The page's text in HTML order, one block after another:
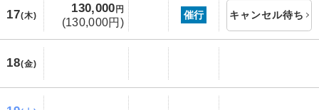
17(木)
130,000 円
(130,000円)
催行 キャンセル待ち
18(金)